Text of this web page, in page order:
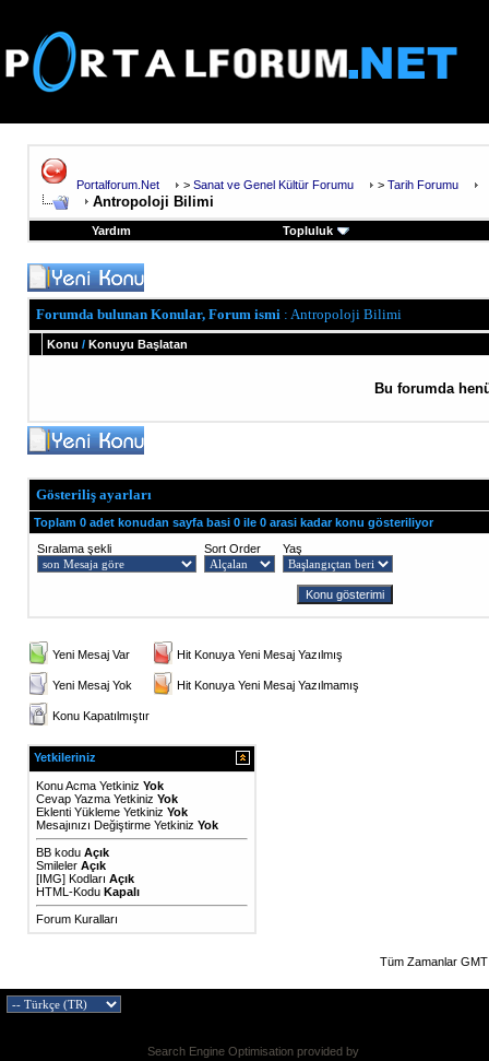
Portalforum.Net > Sanat ve Genel Kültür Forumu > Tarih Forumu
Antropoloji Bilimi
Yardım Topluluk
Forumda bulunan Konular, Forum ismi : Antropoloji Bilimi
Konu / Konuyu Başlatan
Bu forumda
Gösteriliş ayarları
Toplam 0 adet konudan sayfa basi 0 ile 0 arasi kadar konu gösteriliyor
Sıralama şekli
Sort Order Yaş
Yeni Mesaj Var Hit Konuya Yeni Mesaj Yazılmış
Yeni Mesaj Yok Hit Konuya Yeni Mesaj Yazılmamış
Konu Kapatılmıştır
Yetkileriniz
Konu Acma Yetkiniz Yok
Cevap Yazma Yetkiniz Yok
Eklenti Yükleme Yetkiniz Yok
Mesajınızı Değiştirme Yetkiniz Yok
BB kodu Açık
Smileler Açık
[IMG] Kodları Açık
HTML-Kodu Kapalı
Forum Kuralları
Tüm Zamanlar
Search Engine Optimisation provided by